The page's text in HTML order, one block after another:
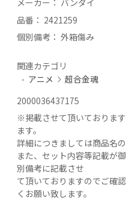
メーカー： バンダイ
品番： 2421259
個別備考： 外箱傷み
関連カテゴリ
アニメ
超合金魂
2000036437175
※掲載させて頂いておりま
ます。
詳細につきましては商品名
また、セット内容等記載が
別備考に記載させ
て頂いておりますのでご確
くお願い致します。